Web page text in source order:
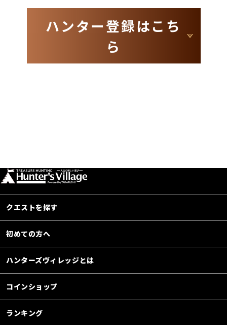
ハンター登録はこち
ら
クエストを探す
初めての方へ
ハンターズヴィレッジとは
コインショップ
ランキング